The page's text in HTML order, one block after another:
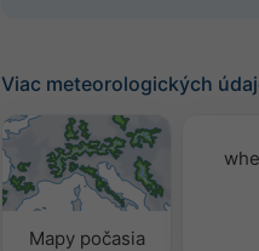
Viac meteorologických
Mapy počasia